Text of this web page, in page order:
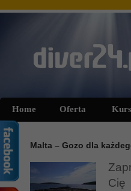
Home Oferta
Malta – Gozo dla
Cię